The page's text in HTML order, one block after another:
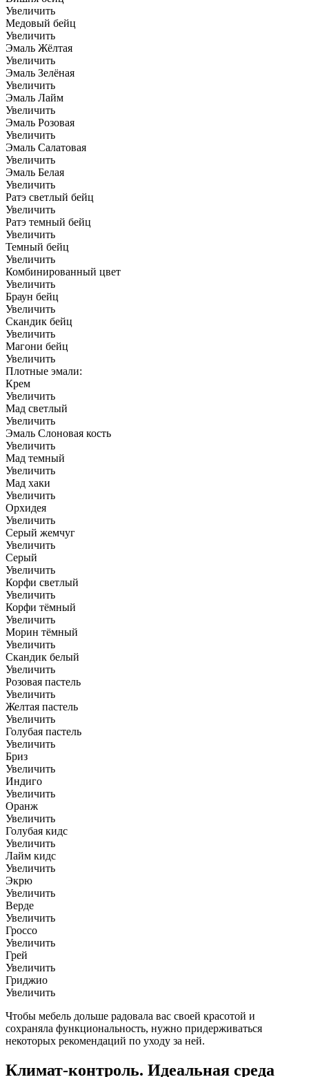
Увеличить
Медовый бейц
Увеличить
Эмаль Жёлтая
Увеличить
Эмаль Зелёная
Увеличить
Эмаль Лайм
Увеличить
Эмаль Розовая
Увеличить
Эмаль Салатовая
Увеличить
Эмаль Белая
Увеличить
Ратэ светлый бейц
Увеличить
Ратэ темный бейц
Увеличить
Темный бейц
Увеличить
Комбинированный цвет
Увеличить
Браун бейц
Увеличить
Скандик бейц
Увеличить
Магони бейц
Увеличить
Плотные эмали:
Крем
Увеличить
Мад светлый
Увеличить
Эмаль Слоновая кость
Увеличить
Мад темный
Увеличить
Мад хаки
Увеличить
Орхидея
Увеличить
Серый жемчуг
Увеличить
Серый
Увеличить
Корфи светлый
Увеличить
Корфи тёмный
Увеличить
Морин тёмный
Увеличить
Скандик белый
Увеличить
Розовая пастель
Увеличить
Желтая пастель
Увеличить
Голубая пастель
Увеличить
Бриз
Увеличить
Индиго
Увеличить
Оранж
Увеличить
Голубая кидс
Увеличить
Лайм кидс
Увеличить
Экрю
Увеличить
Верде
Увеличить
Гроссо
Увеличить
Грей
Увеличить
Гриджио
Увеличить
Чтобы мебель дольше радовала вас своей красотой и
сохраняла функциональность, нужно придерживаться
некоторых рекомендаций по уходу за ней.
Климат-контроль. Идеальная среда